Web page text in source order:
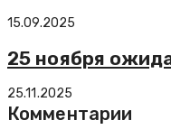
15.09.2025
25 ноября
25.11.2025
Комментарии